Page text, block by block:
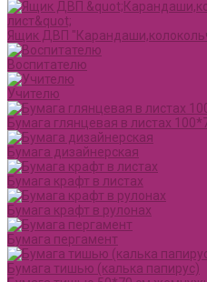
Ящик ДВП
Воспитателю
Учителю
Бумага глянцевая в листах
Бумага дизайнерская
Бумага крафт в листах
Бумага крафт в рулонах
Бумага пергамент
Бумага тишью (калька папирус)